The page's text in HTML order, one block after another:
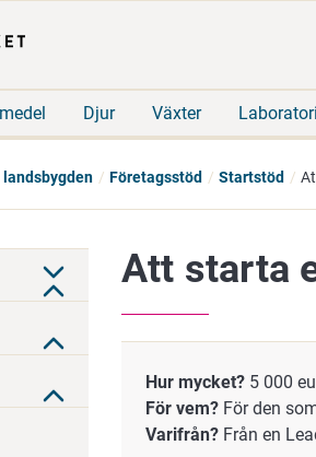
Djur Växter
Företagsstöd Startstöd
Att starta
Hur mycket? 5 000
För vem? För den
Varifrån? Från en